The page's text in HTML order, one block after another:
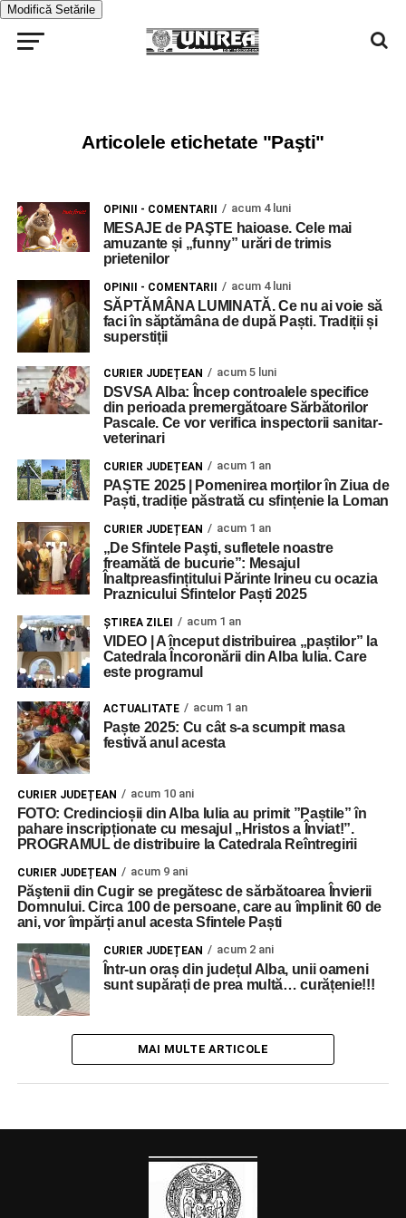
Modifică Setările
Articolele etichetate "Paşti"
OPINII - COMENTARII acum 4 luni
MESAJE de PAŞTE haioase. Cele mai
amuzante și „funny” urări de trimis
prietenilor
OPINII - COMENTARII acum 4 luni
SĂPTĂMÂNA LUMINATĂ. Ce nu ai voie să
faci în săptămâna de după Paști. Tradiții și
superstiții
CURIER JUDEȚEAN acum 5 luni
DSVSA Alba: Încep controalele specifice
din perioada premergătoare Sărbătorilor
Pascale. Ce vor verifica inspectorii sanitar-
veterinari
CURIER JUDEȚEAN acum 1 an
PAȘTE 2025 | Pomenirea morților în Ziua de
Paști, tradiție păstrată cu sfințenie la Loman
CURIER JUDEȚEAN acum 1 an
„De Sfintele Paşti, sufletele noastre
freamătă de bucurie”: Mesajul
Înaltpreasfințitului Părinte Irineu cu ocazia
Praznicului Sfintelor Paști 2025
ŞTIREA ZILEI acum 1 an
VIDEO | A început distribuirea „paștilor” la
Catedrala Încoronării din Alba Iulia. Care
este programul
ACTUALITATE acum 1 an
Paște 2025: Cu cât s-a scumpit masa
festivă anul acesta
CURIER JUDEȚEAN acum 10 ani
FOTO: Credincioșii din Alba Iulia au primit ”Paștile” în
pahare inscripționate cu mesajul „Hristos a Înviat!”.
PROGRAMUL de distribuire la Catedrala Reîntregirii
CURIER JUDEȚEAN acum 9 ani
Păştenii din Cugir se pregătesc de sărbătoarea Învierii
Domnului. Circa 100 de persoane, care au împlinit 60 de
ani, vor împărți anul acesta Sfintele Paști
CURIER JUDEȚEAN acum 2 ani
Într-un oraș din județul Alba, unii oameni
sunt supărați de prea multă… curățenie!!!
MAI MULTE ARTICOLE